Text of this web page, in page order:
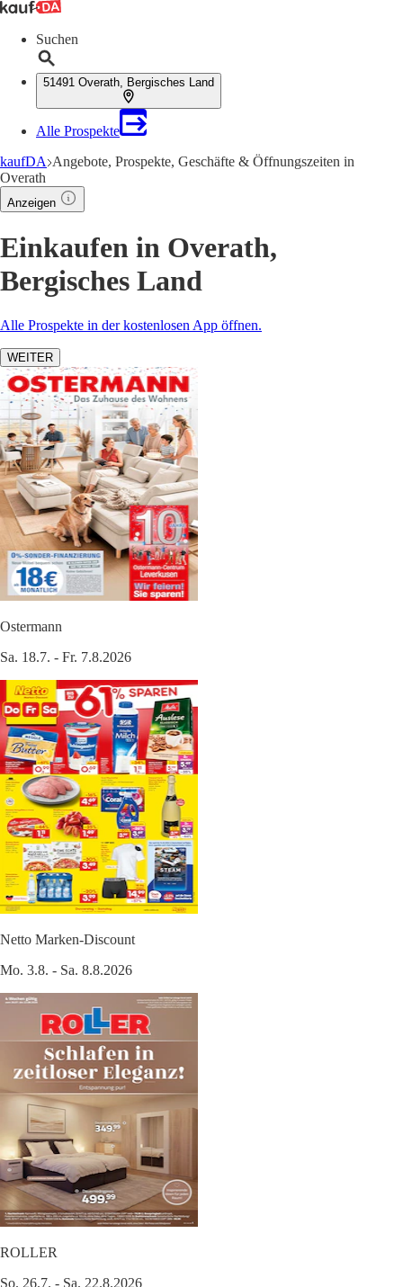
Suchen
51491 Overath, Bergisches Land
Alle Prospekte
kaufDA Angebote, Prospekte, Geschäfte & Öffnungszeiten in
Overath
Anzeigen
Einkaufen in Overath,
Bergisches Land
Alle Prospekte in der kostenlosen App öffnen.
WEITER
Ostermann
Sa. 18.7. - Fr. 7.8.2026
Netto Marken-Discount
Mo. 3.8. - Sa. 8.8.2026
ROLLER
So. 26.7. - Sa. 22.8.2026